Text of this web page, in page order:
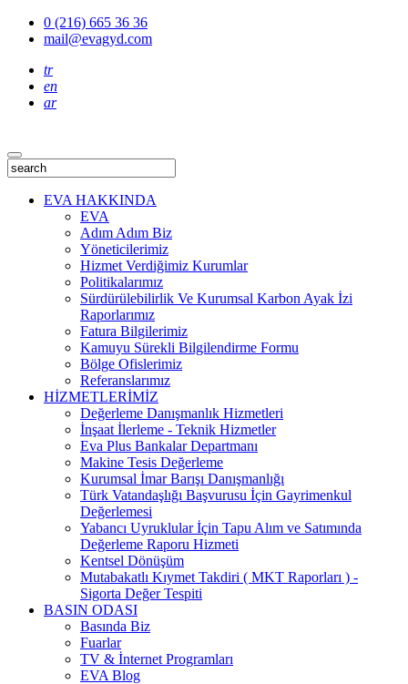
0 (216) 665 36 36
mail@evagyd.com
tr
en
ar
EVA HAKKINDA
EVA
Adım Adım Biz
Yöneticilerimiz
Hizmet Verdiğimiz Kurumlar
Politikalarımız
Sürdürülebilirlik Ve Kurumsal Karbon Ayak İzi
Raporlarımız
Fatura Bilgilerimiz
Kamuyu Sürekli Bilgilendirme Formu
Bölge Ofislerimiz
Referanslarımız
HİZMETLERİMİZ
Değerleme Danışmanlık Hizmetleri
İnşaat İlerleme - Teknik Hizmetler
Eva Plus Bankalar Departmanı
Makine Tesis Değerleme
Kurumsal İmar Barışı Danışmanlığı
Türk Vatandaşlığı Başvurusu İçin Gayrimenkul
Değerlemesi
Yabancı Uyruklular İçin Tapu Alım ve Satımında
Değerleme Raporu Hizmeti
Kentsel Dönüşüm
Mutabakatlı Kıymet Takdiri ( MKT Raporları ) -
Sigorta Değer Tespiti
BASIN ODASI
Basında Biz
Fuarlar
TV & İnternet Programları
EVA Blog